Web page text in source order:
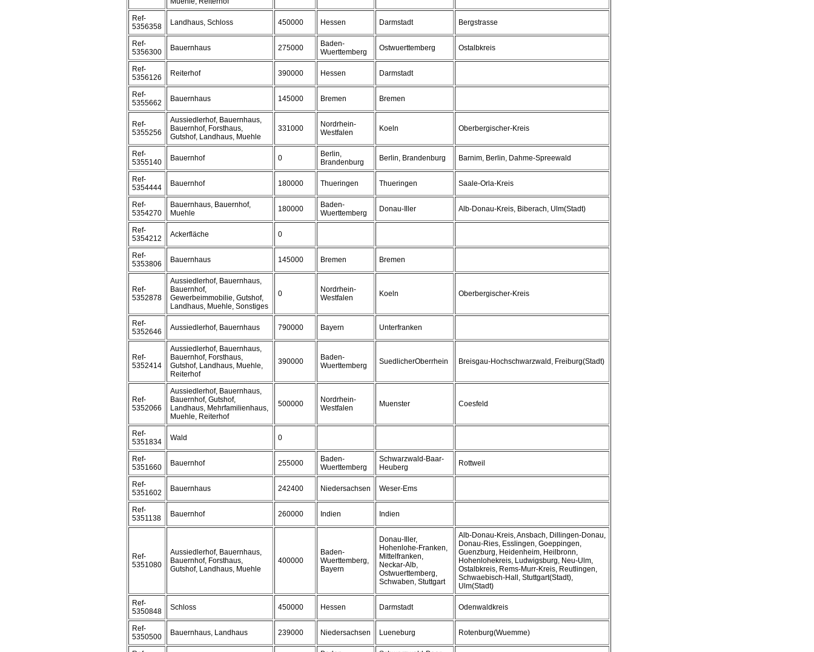
Ref-
5356358
Landhaus, Schloss 450000 Hessen Darmstadt Bergstrasse
Ref-
5356300
Bauernhaus 275000
Baden-
Wuerttemberg
Ostwuerttemberg Ostalbkreis
Ref-
5356126
Reiterhof 390000 Hessen Darmstadt
Ref-
5355662
Bauernhaus 145000 Bremen Bremen
Ref-
5355256
Aussiedlerhof, Bauernhaus,
Bauernhof, Forsthaus,
Gutshof, Landhaus, Muehle
331000
Nordrhein-
Westfalen
Koeln Oberbergischer-Kreis
Ref-
5355140
Bauernhof 0
Berlin,
Brandenburg
Berlin, Brandenburg Barnim, Berlin, Dahme-Spreewald
Ref-
5354444
Bauernhof 180000 Thueringen Thueringen Saale-Orla-Kreis
Ref-
5354270
Bauernhaus, Bauernhof,
Muehle
180000
Baden-
Wuerttemberg
Donau-Iller Alb-Donau-Kreis, Biberach, Ulm(Stadt)
Ref-
5354212
Ackerfläche 0
Ref-
5353806
Bauernhaus 145000 Bremen Bremen
Ref-
5352878
Aussiedlerhof, Bauernhaus,
Bauernhof,
Gewerbeimmobilie, Gutshof,
Landhaus, Muehle, Sonstiges
0
Nordrhein-
Westfalen
Koeln Oberbergischer-Kreis
Ref-
5352646
Aussiedlerhof, Bauernhaus 790000 Bayern Unterfranken
Ref-
5352414
Aussiedlerhof, Bauernhaus,
Bauernhof, Forsthaus,
Gutshof, Landhaus, Muehle,
Reiterhof
390000
Baden-
Wuerttemberg
SuedlicherOberrhein Breisgau-Hochschwarzwald, Freiburg(Stadt)
Ref-
5352066
Aussiedlerhof, Bauernhaus,
Bauernhof, Gutshof,
Landhaus, Mehrfamilienhaus,
Muehle, Reiterhof
500000
Nordrhein-
Westfalen
Muenster Coesfeld
Ref-
5351834
Wald 0
Ref-
5351660
Bauernhof 255000
Baden-
Wuerttemberg
Schwarzwald-Baar-
Heuberg
Rottweil
Ref-
5351602
Bauernhaus 242400 Niedersachsen Weser-Ems
Ref-
5351138
Bauernhof 260000 Indien Indien
Ref-
5351080
Aussiedlerhof, Bauernhaus,
Bauernhof, Forsthaus,
Gutshof, Landhaus, Muehle
400000
Baden-
Wuerttemberg,
Bayern
Donau-Iller,
Hohenlohe-Franken,
Mittelfranken,
Neckar-Alb,
Ostwuerttemberg,
Schwaben, Stuttgart
Alb-Donau-Kreis, Ansbach, Dillingen-Donau,
Donau-Ries, Esslingen, Goeppingen,
Guenzburg, Heidenheim, Heilbronn,
Hohenlohekreis, Ludwigsburg, Neu-Ulm,
Ostalbkreis, Rems-Murr-Kreis, Reutlingen,
Schwaebisch-Hall, Stuttgart(Stadt),
Ulm(Stadt)
Ref-
5350848
Schloss 450000 Hessen Darmstadt Odenwaldkreis
Ref-
5350500
Bauernhaus, Landhaus 239000 Niedersachsen Lueneburg Rotenburg(Wuemme)